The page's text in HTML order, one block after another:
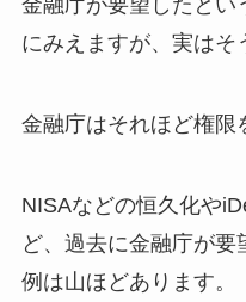
金融庁が要望したとい
にみえますが、実はそ
金融庁はそれほど権限
NISAなどの恒久化や
ど、過去に金融庁が
例は山ほどあります。